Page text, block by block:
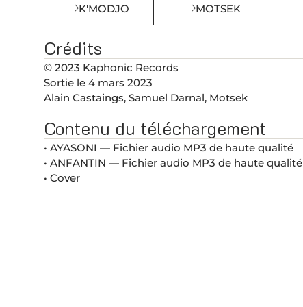
K'MODJO MOTSEK
Crédits
© 2023 Kaphonic Records
Sortie le 4 mars 2023
Alain Castaings, Samuel Darnal, Motsek
Contenu du téléchargement
• AYASONI — Fichier audio MP3 de haute qualité
• ANFANTIN — Fichier audio MP3 de haute qualité
• Cover